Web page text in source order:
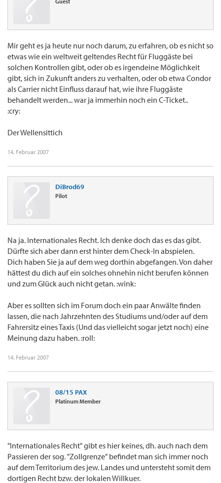
Mir geht es ja heute nur noch darum, zu erfahren, ob es nicht so
etwas wie ein weltweit geltendes Recht für Fluggäste bei
solchen Kontrollen gibt, oder ob es irgendeine Möglichkeit
gibt, sich in Zukunft anders zu verhalten, oder ob etwa Condor
als Carrier nicht Einfluss darauf hat, wie ihre Fluggäste
behandelt werden... war ja immerhin noch ein C-Ticket..
:cry:
Der Wellensittich
14. Februar 2007
DiBrod69
Pilot
Na ja. Internationales Recht. Ich denke doch das es das gibt.
Dürfte sich aber dann erst hinter dem Check-In abspielen.
Dich haben Sie ja auf dem weg dorthin abgefangen. Von daher
hättest du dich auf ein solches ohnehin nicht berufen können
und zum Glück auch nicht getan. :wink:
Aber es sollten sich im Forum doch ein paar Anwälte finden
lassen, die nach Jahrzehnten des Studiums und/oder auf dem
Fahrersitz eines Taxis (Und das vielleicht sogar jetzt noch) eine
Meinung dazu haben. :roll:
14. Februar 2007
08/15 PAX
Platinum Member
"Internationales Recht" gibt es hier keines, dh. auch nach dem
Passieren der sog. "Zollgrenze" befindet man sich immer noch
auf dem Territorium des jew. Landes und untersteht somit dem
dortigen Recht bzw. der lokalen Willkuer.